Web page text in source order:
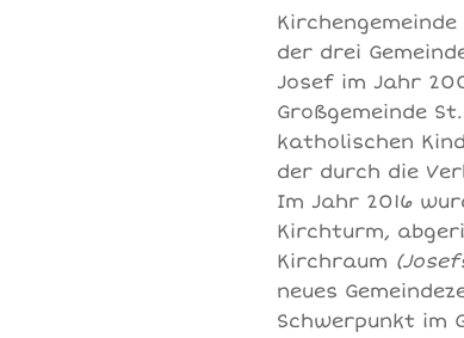
der drei
Josef im Jahr
Großgemeinde
katholischen
der durch die
Im Jahr 2016
Kirchturm,
Kirchraum
neues
Schwerpunkt im